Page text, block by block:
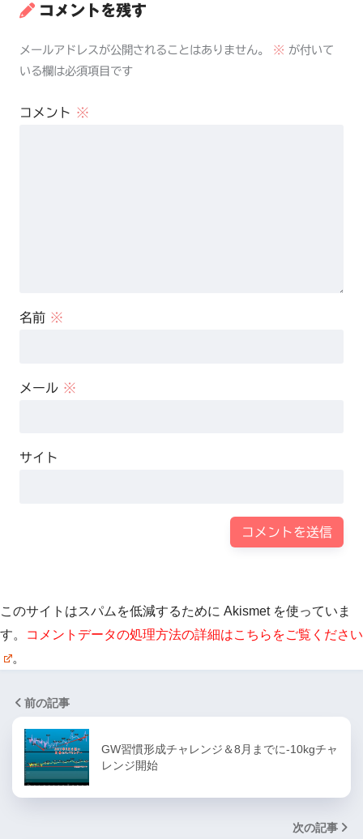
コメントを残す
メールアドレスが公開されることはありません。 ※ が付いて
いる欄は必須項目です
コメント ※
名前 ※
メール ※
サイト
このサイトはスパムを低減するために Akismet を使っていま
す。
コメントデータの処理方法の詳細はこちらをご覧ください
。
前の記事
GW習慣形成チャレンジ＆8月までに-10kgチャ
レンジ開始
次の記事